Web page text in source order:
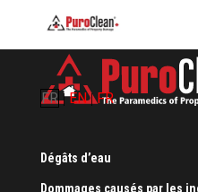
FR | EN | FR
Dégâts d’eau
Dommages causés par les